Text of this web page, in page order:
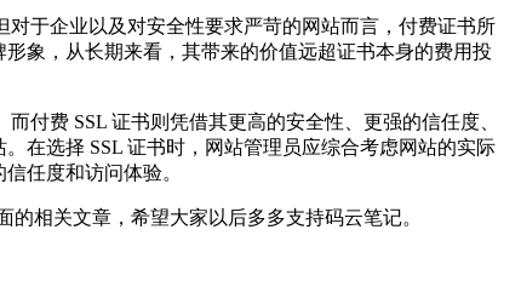
于企业以及对安全性要求严苛的网站而言，付费证书所
象，从长期来看，其带来的价值远超证书本身的费用投
付费 SSL 证书则凭借其更高的安全性、更强的信任度、
在选择 SSL 证书时，网站管理员应综合考虑网站的实际
任度和访问体验。
的相关文章，希望大家以后多多支持码云笔记。